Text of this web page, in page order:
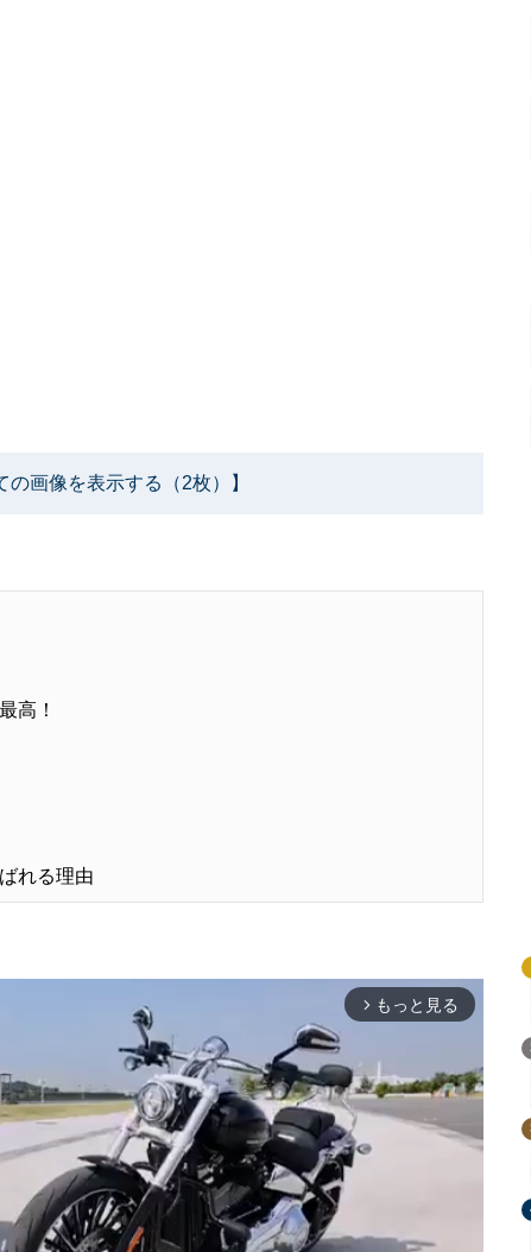
の画像を表示する（2枚）】
高！
れる理由
arrow_forward_ios もっと見る